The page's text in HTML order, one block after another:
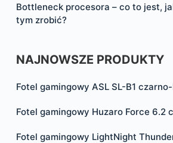
Bottleneck procesora – co to jest,
tym zrobić?
NAJNOWSZE PRODUKTY
Fotel gamingowy ASL SL-B1 czarno-
Fotel gamingowy Huzaro Force 6.2
Fotel gamingowy LightNight